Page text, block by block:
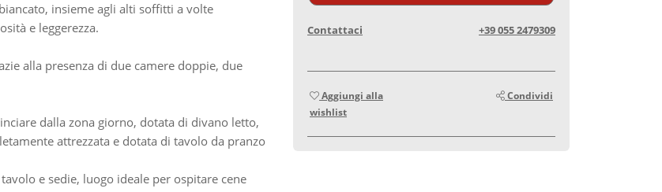
insieme agli alti soffitti a volte
e leggerezza.
alla presenza di due camere doppie, due
dalla zona giorno, dotata di divano letto,
attrezzata e dotata di tavolo da pranzo
e sedie, luogo ideale per ospitare cene
Contattaci +39 055 2479309
Aggiungi alla
wishlist
Condividi